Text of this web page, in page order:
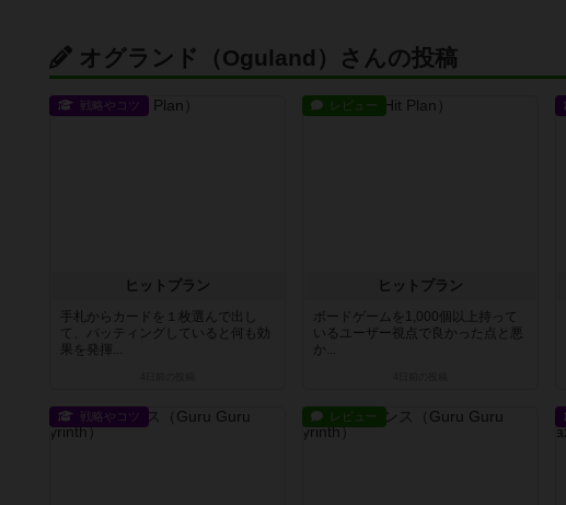
オグランド（Oguland）さんの投稿
戦略やコツ
ヒットプラン
手札からカードを１枚選んで出し
て、バッティングしていると何も効
果を発揮...
レビュー
ヒットプラン
ボードゲームを1,000個以上持って
いるユーザー視点で良かった点と悪
か...
戦略やコツ レビュー